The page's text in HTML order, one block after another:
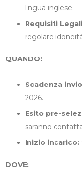
lingua inglese.
Requisiti
regolare
QUANDO:
Scadenza
2026.
Esito pre-
saranno
Inizio incarico:
DOVE: